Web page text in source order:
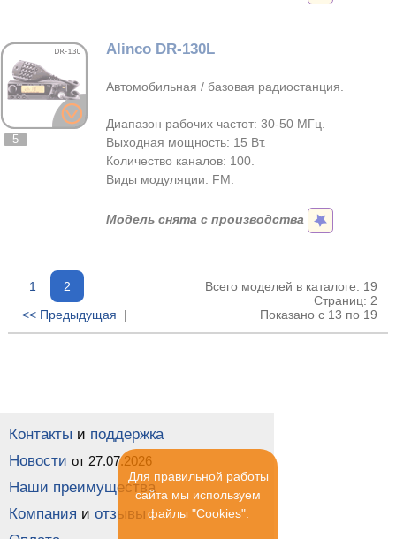
5
Alinco DR-130L
Автомобильная / базовая радиостанция.
Диапазон рабочих частот: 30-50 МГц.
Выходная мощность: 15 Вт.
Количество каналов: 100.
Виды модуляции: FM.
Модель снята с производства
1
2
<< Предыдущая
|
Всего моделей в каталоге: 19
Страниц: 2
Показано с 13 по 19
Контакты и поддержка
Новости от 27.07.2026
Наши преимущества
Компания и отзывы
Для правильной работы
сайта мы используем
файлы "Cookies".